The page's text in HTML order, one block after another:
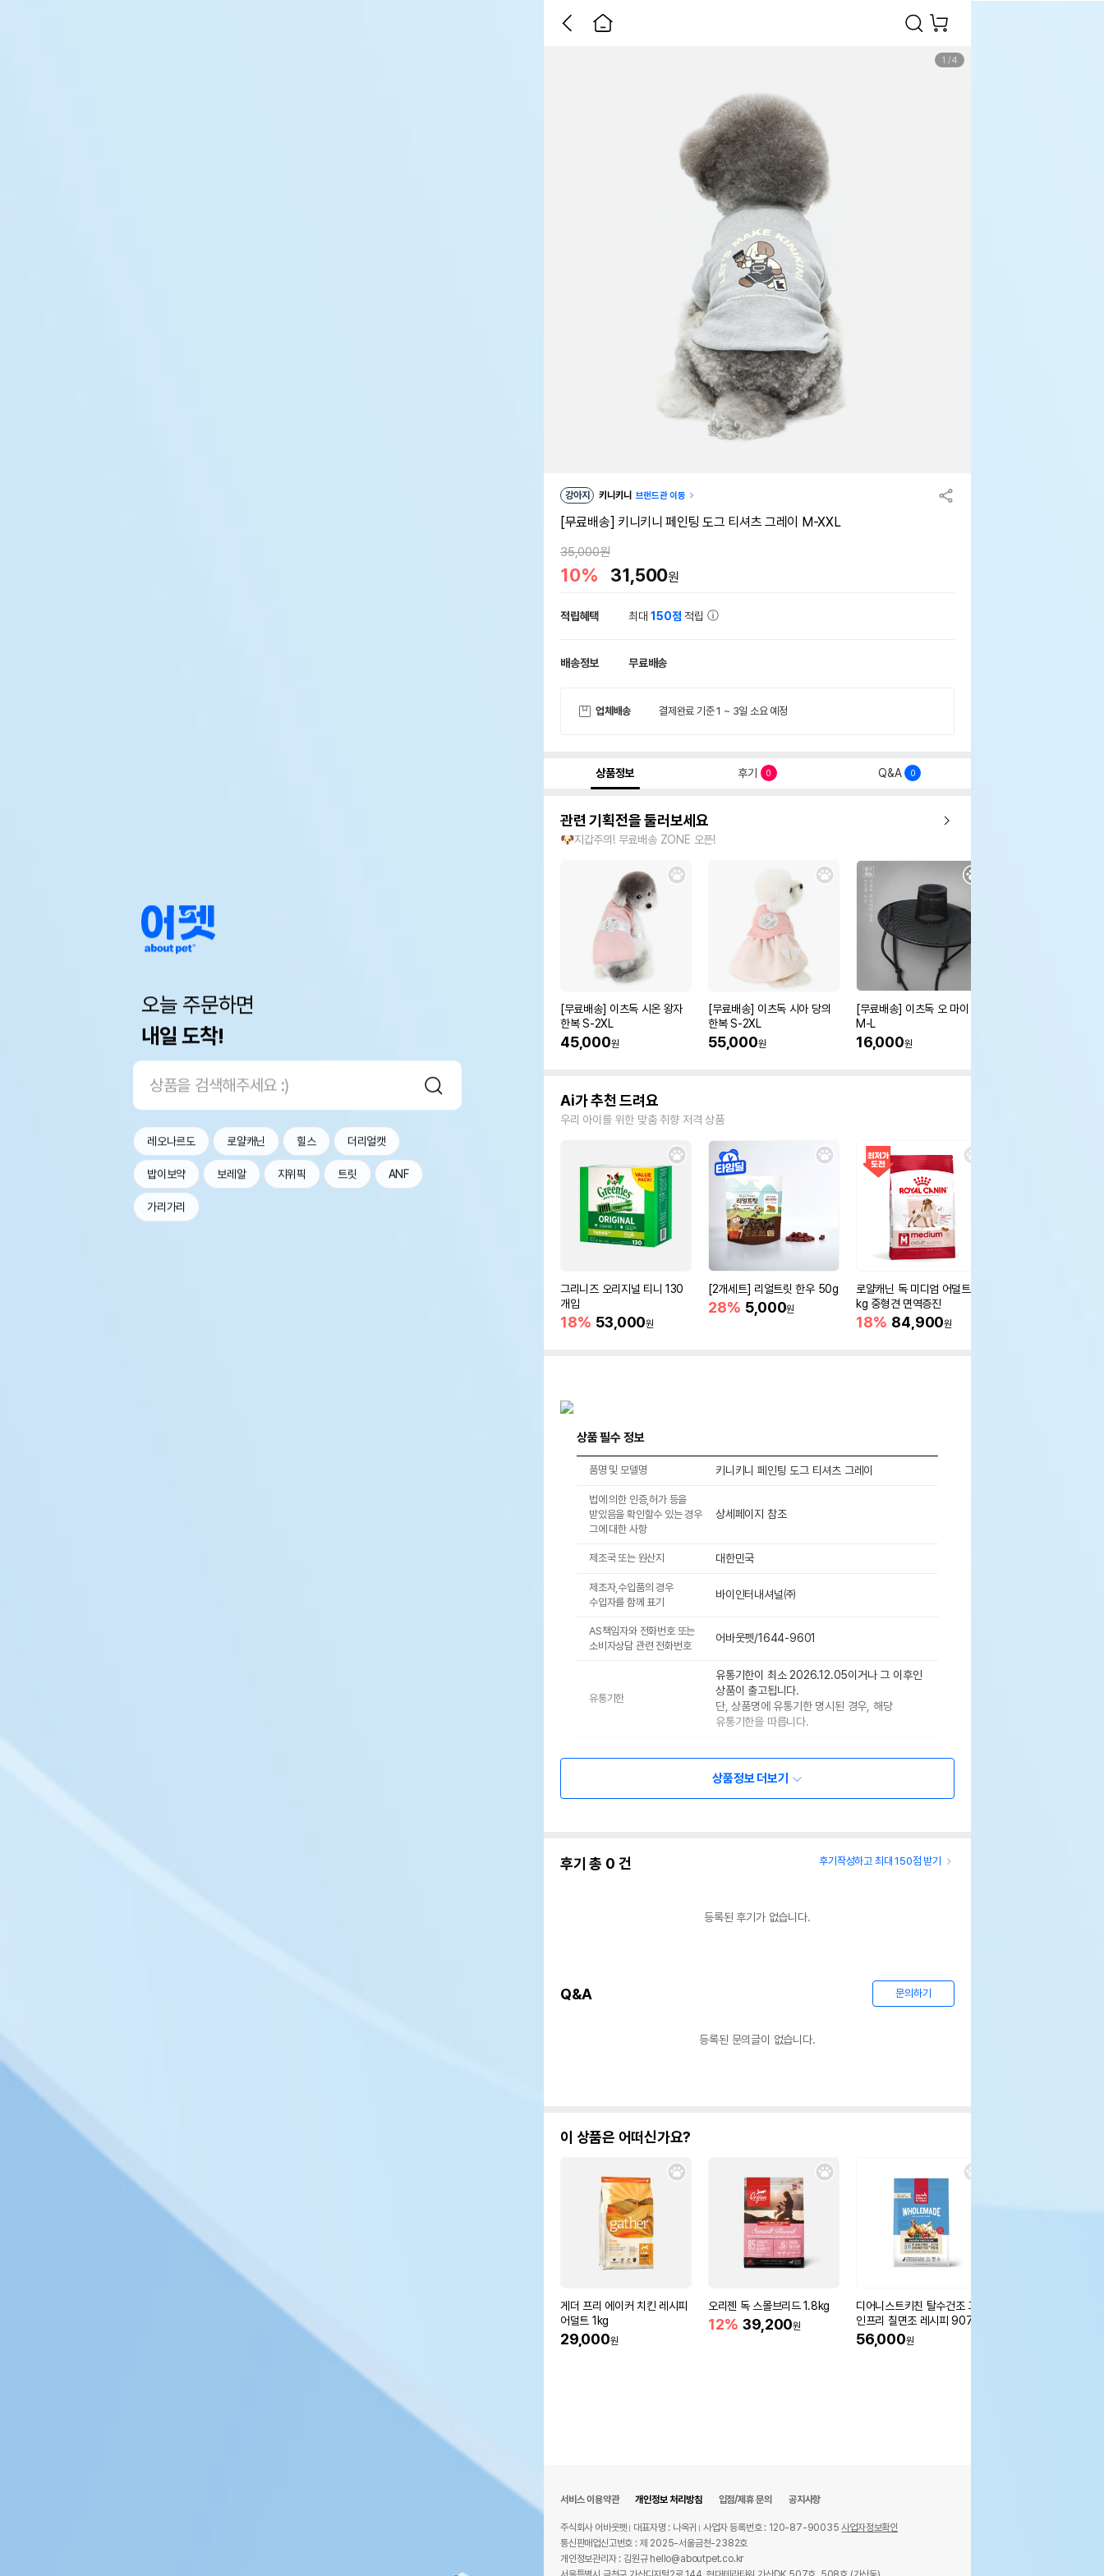
오늘 주문하면
내일 도착!
레오나르도 로얄캐닌 힐스 더리얼캣
밥이보약 보레알 지위픽 트릿 ANF
가리가리
1 /4
강아지 키니키니 브랜드관 이동
[무료배송] 키니키니 페인팅 도그 티셔츠 그레이 M-XXL
35,000원
10% 31,500원
적립혜택 최대150점 적립
배송정보 무료배송
업체배송 결제완료 기준 1 ~ 3일 소요 예정
상품정보 후기 0 Q&A 0
관련 기획전을 둘러보세요
🐶지갑주의! 무료배송 ZONE 오픈!
[무료배송] 이츠독 시온 왕자
한복 S-2XL
45,000원
[무료배송] 이츠독 시아 당의
한복 S-2XL
55,000원
[무료배송] 이츠독 오 마이 갓
M-L
16,000원
Ai가 추천 드려요
우리 아이를 위한 맞춤 취향 저격 상품
그리니즈 오리지널 티니 130
개입
18% 53,000원
[2개세트] 리얼트릿 한우 50g
28% 5,000원
로얄캐닌 독 미디엄 어덜트 10
kg 중형견 면역증진
18% 84,900원
상품 필수 정보
품명 및 모델명 키니키니 페인팅 도그 티셔츠 그레이
법에 의한 인증,허가 등을
받았음을 확인할수 있는 경우
그에 대한 사항
상세페이지 참조
제조국 또는 원산지 대한민국
제조자,수입품의 경우
수입자를 함께 표기
바이인터내셔널㈜
AS책임자와 전화번호 또는
소비자상담 관련 전화번호
어바웃펫/1644-9601
유통기한
유통기한이 최소 2026.12.05이거나 그 이후인
상품이 출고됩니다.
단, 상품명에 유통기한 명시된 경우, 해당
유통기한을 따릅니다.
상품정보 더보기
후기 총 0 건 후기작성하고 최대 150점 받기
등록된 후기가 없습니다.
Q&A 문의하기
등록된 문의글이 없습니다.
이 상품은 어떠신가요?
게더 프리 에이커 치킨 레시피
어덜트 1kg
29,000원
오리젠 독 스몰브리드 1.8kg
12% 39,200원
디어니스트키친 탈수건조 그레
인프리 칠면조 레시피 907g
56,000원
서비스 이용약관 개인정보 처리방침 입점/제휴 문의 공지사항
주식회사 어바웃펫 대표자명 : 나옥귀 사업자 등록번호 : 120-87-90035사업자정보확인
통신판매업신고번호 : 제 2025-서울금천-2382호
개인정보관리자 : 김원규 hello@aboutpet.co.kr